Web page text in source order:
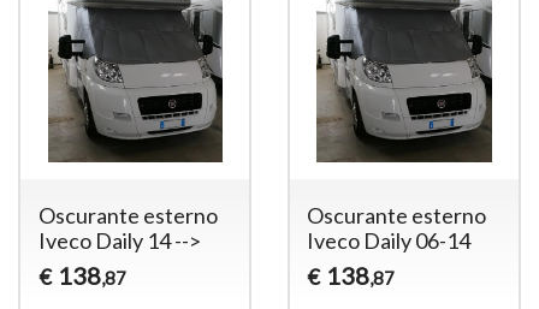
Oscurante esterno
Iveco Daily 14 -->
€ 138,87
Oscurante esterno
Iveco Daily 06-14
€ 138,87